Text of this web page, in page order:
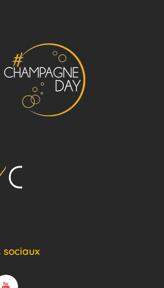
sociaux